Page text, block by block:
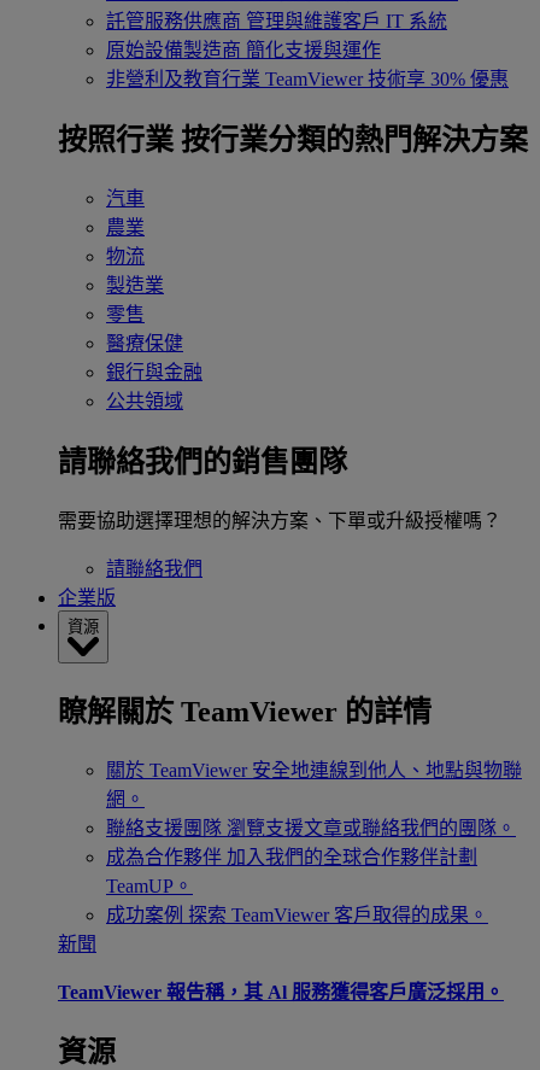
託管服務供應商 管理與維護客戶 IT 系統
原始設備製造商 簡化支援與運作
非營利及教育行業 TeamViewer 技術享 30% 優惠
按照行業 按行業分類的熱門解決方案
汽車
農業
物流
製造業
零售
醫療保健
銀行與金融
公共領域
請聯絡我們的銷售團隊
需要協助選擇理想的解決方案、下單或升級授權嗎？
請聯絡我們
企業版
資源
瞭解關於 TeamViewer 的詳情
關於 TeamViewer 安全地連線到他人、地點與物聯
網。
聯絡支援團隊 瀏覽支援文章或聯絡我們的團隊。
成為合作夥伴 加入我們的全球合作夥伴計劃
TeamUP。
成功案例 探索 TeamViewer 客戶取得的成果。
新聞
TeamViewer 報告稱，其 Al 服務獲得客戶廣泛採用。
資源